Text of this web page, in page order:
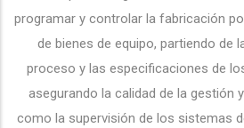
programar y controlar la fabricación
de bienes de equipo, partiendo de
proceso y las especificaciones de
asegurando la calidad de la gestión
como la supervisión de los sistemas